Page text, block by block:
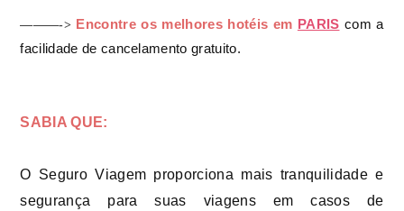
———-> Encontre os melhores hotéis em PARIS com a
facilidade de cancelamento gratuito.
SABIA QUE:
O Seguro Viagem proporciona mais tranquilidade e
segurança para suas viagens em casos de